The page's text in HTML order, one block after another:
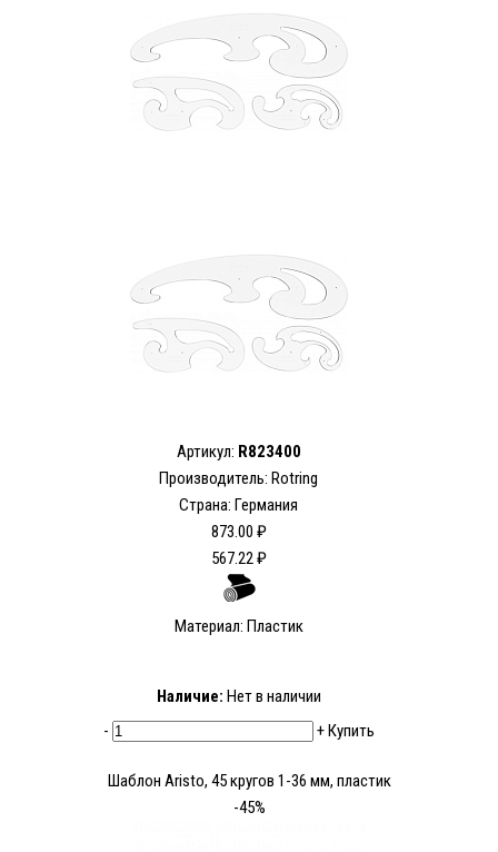
Артикул: R823400
Производитель: Rotring
Страна: Германия
873.00 ₽
567.22 ₽
Материал: Пластик
Наличие: Нет в наличии
-
+Купить
Шаблон Aristo, 45 кругов 1-36 мм, пластик
-45%